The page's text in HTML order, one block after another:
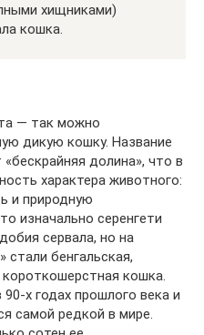
хищниками)
кошка.
— так можно
дикую кошку. Название
долина», что в
характера животного:
и природную
изначально серенгети
сервала, но на
стали бенгальская,
короткошерстная кошка.
х годах прошлого века и
самой редкой в мире.